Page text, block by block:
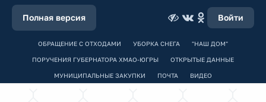
Полная версия Войти
ОБРАЩЕНИЕ С ОТХОДАМИ УБОРКА СНЕГА "НАШ ДОМ"
ПОРУЧЕНИЯ ГУБЕРНАТОРА ХМАО-ЮГРЫ ОТКРЫТЫЕ ДАННЫЕ
МУНИЦИПАЛЬНЫЕ ЗАКУПКИ ПОЧТА ВИДЕО